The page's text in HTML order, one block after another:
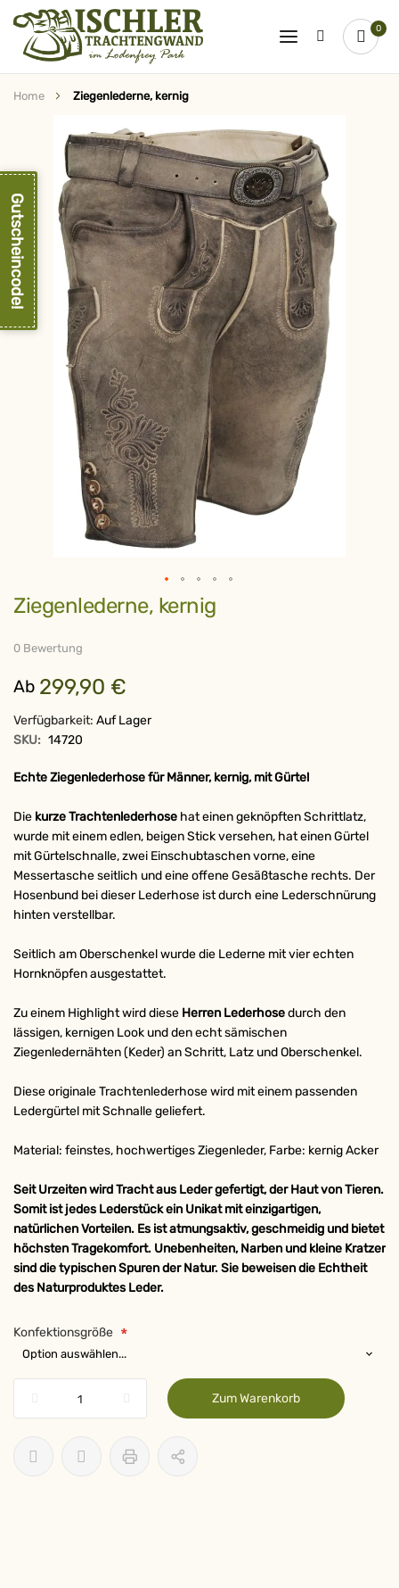
0
Home Ziegenlederne, kernig
Bildergalerie
springen
Zum
Anfang
springen
Ziegenlederne, kernig
0 Bewertung
Ab 299,90 €
Verfügbarkeit: Auf Lager
SKU: 14720
Echte Ziegenlederhose für Männer, kernig, mit Gürtel
Die kurzeTrachtenlederhose hat einen geknöpften Schrittlatz,
wurde mit einem edlen, beigen Stick versehen, hat einen Gürtel
mit Gürtelschnalle, zwei Einschubtaschen vorne, eine
Messertasche seitlich und eine offene Gesäßtasche rechts. Der
Hosenbund bei dieser Lederhose ist durch eine Lederschnürung
hinten verstellbar.
Seitlich am Oberschenkel wurde die Lederne mit vier echten
Hornknöpfen ausgestattet.
Zu einem Highlight wird diese Herren Lederhosedurch den
lässigen, kernigen Look und den echt sämischen
Ziegenledernähten (Keder) an Schritt, Latz und Oberschenkel.
Diese originale Trachtenlederhose wird mit einem passenden
Ledergürtel mit Schnalle geliefert.
Material: feinstes, hochwertiges Ziegenleder, Farbe: kernig Acker
Seit Urzeiten wird Tracht aus Leder gefertigt, der Haut von Tieren.
Somit ist jedes Lederstück ein Unikat mit einzigartigen,
natürlichen Vorteilen. Es ist atmungsaktiv, geschmeidig und bietet
höchsten Tragekomfort. Unebenheiten, Narben und kleine Kratzer
sind die typischen Spuren der Natur. Sie beweisen die Echtheit
des Naturproduktes Leder.
Konfektionsgröße
Zum Warenkorb
Gutscheincode!